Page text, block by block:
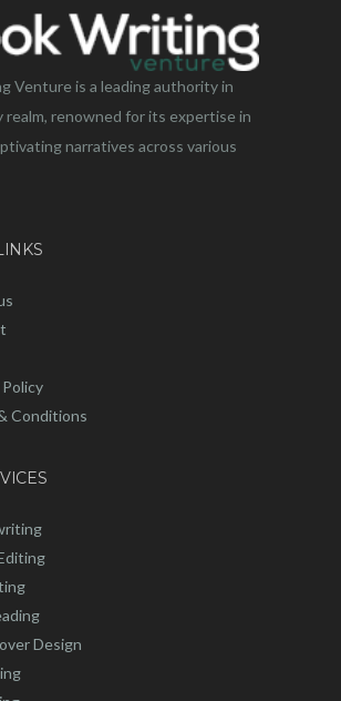
Venture is a leading authority in
realm, renowned for its expertise in
narratives across various
Conditions
Design